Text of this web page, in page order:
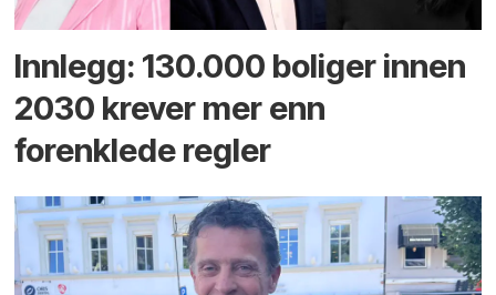
Innlegg: 130.000 boliger innen
2030 krever mer enn
forenklede regler